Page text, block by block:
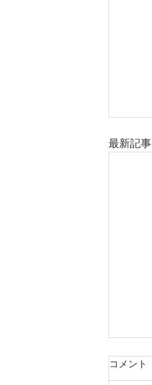
最新記事
コメント